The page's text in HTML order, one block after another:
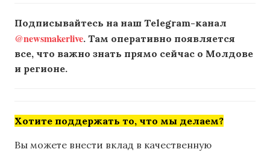
Подписывайтесь на наш Telegram-канал
@newsmakerlive. Там оперативно появляется
все, что важно знать прямо сейчас о Молдове
и регионе.
Хотите поддержать то, что мы делаем?
Вы можете внести вклад в качественную